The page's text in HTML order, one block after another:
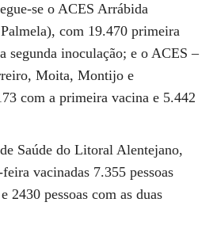
se o ACES Arrábida
com 19.470 primeira
segunda inoculação; e o ACES –
Moita, Montijo e
com a primeira vacina e 5.442
Saúde do Litoral Alentejano,
vacinadas 7.355 pessoas
2430 pessoas com as duas